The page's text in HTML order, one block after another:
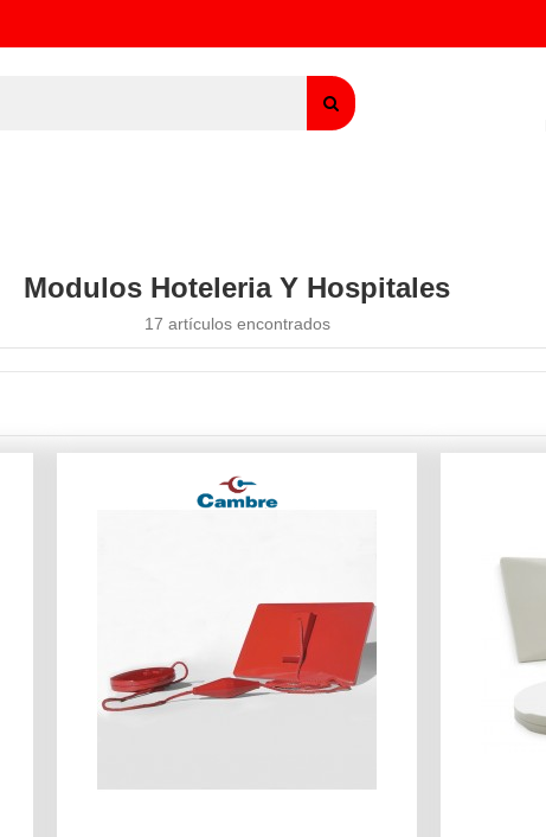
Modulos Hoteleria Y Hospitales
17 artículos encontrados